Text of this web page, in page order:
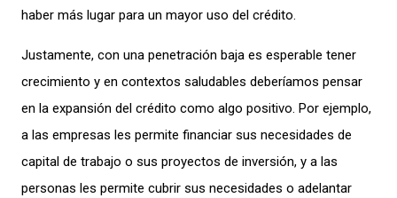
haber más lugar para un mayor uso del crédito.
Justamente, con una penetración baja es esperable tener
crecimiento y en contextos saludables deberíamos pensar
en la expansión del crédito como algo positivo. Por ejemplo,
a las empresas les permite financiar sus necesidades de
capital de trabajo o sus proyectos de inversión, y a las
personas les permite cubrir sus necesidades o adelantar